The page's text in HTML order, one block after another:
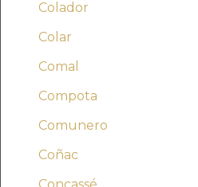
Colador
Colar
Comal
Compota
Comunero
Coñac